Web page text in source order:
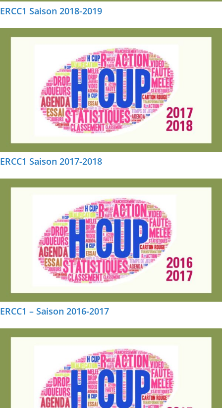
ERCC1 Saison 2018-2019
ERCC1 Saison 2017-2018
ERCC1 – Saison 2016-2017